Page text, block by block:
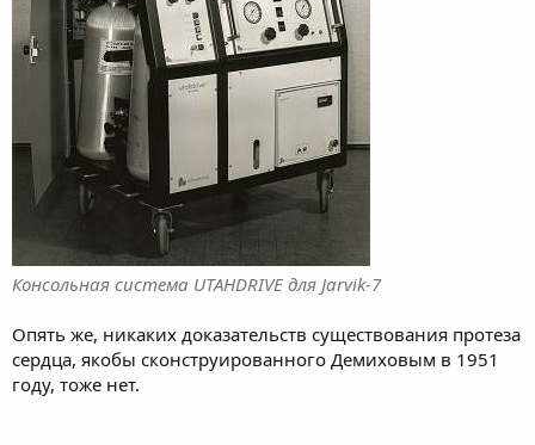
Консольная система UTAHDRIVE для Jarvik-7
Опять же, никаких доказательств существования протеза
сердца, якобы сконструированного Демиховым в 1951
году, тоже нет.